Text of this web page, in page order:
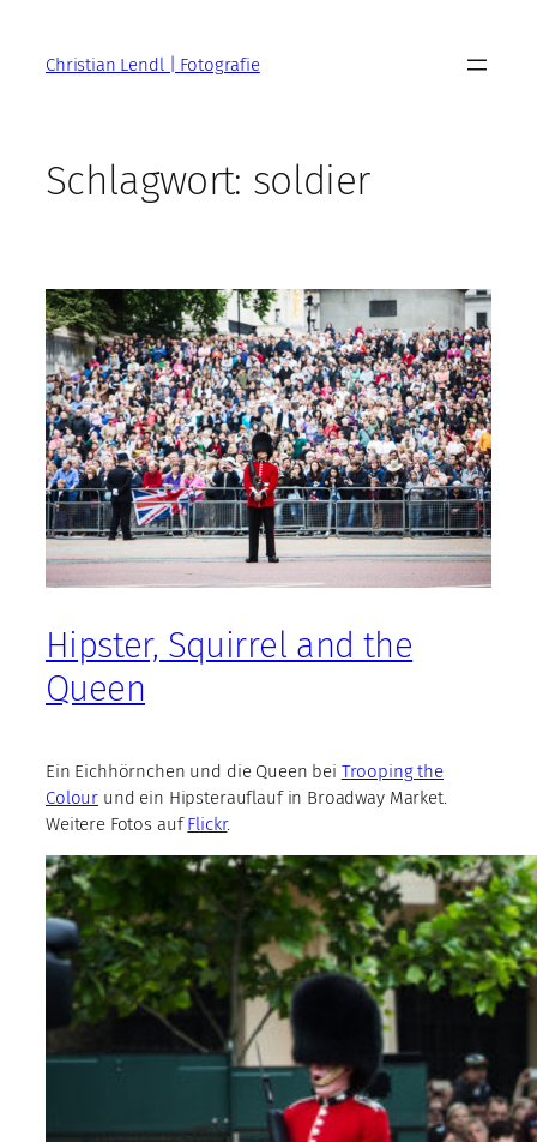
springenChristian Lendl | Fotografie
Schlagwort: soldier
Hipster, Squirrel and the
Queen
Ein Eichhörnchen und die Queen bei Trooping the
Colour und ein Hipsterauflauf in Broadway Market.
Weitere Fotos aufFlickr.